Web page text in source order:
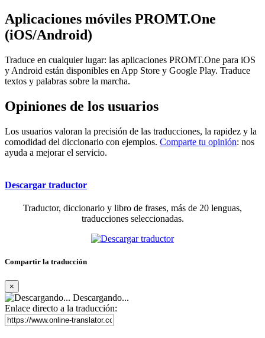
Aplicaciones móviles PROMT.One
(iOS/Android)
Traduce en cualquier lugar: las aplicaciones PROMT.One para iOS
y Android están disponibles en App Store y Google Play. Traduce
textos y palabras sobre la marcha.
Opiniones de los usuarios
Los usuarios valoran la precisión de las traducciones, la rapidez y la
comodidad del diccionario con ejemplos. Comparte tu opinión: nos
ayuda a mejorar el servicio.
Descargar traductor
Traductor, diccionario y libro de frases, más de 20 lenguas,
traducciones seleccionadas.
Compartir la traducción
×
Descargando...
Enlace directo a la traducción: